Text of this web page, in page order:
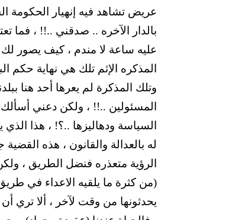
عريض تشاهد فيه إنهيار الحكومة
بالدار الآخره .. صدقني ..!! ، فما
عليه ساعة لا مندم ، كيف يصور
المذكره الإثم تلك هي نهاية حكم
وتلك المذكرة لم يعرها أحد هنا
المسئولين ..!! ، ولكن دعني أسألك
السياسة ودهاليزها ..؟! ، هذا
له بالعدالة والقانون ، هذه
الرؤية متعذره فنضل الطريق ،
(من كثرة ما يلقيه الاعداء في
يحدثونها من وقت لآخر ، ألا تري